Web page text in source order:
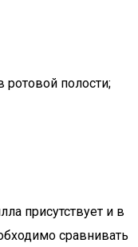
ротовой полости;
присутствует и в
сравнивать